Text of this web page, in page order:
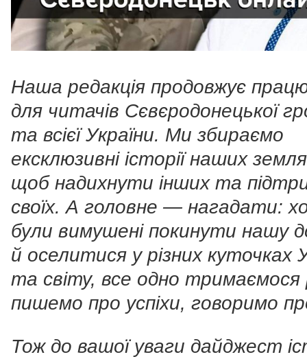
Наша редакція продовжує
для читачів Сєвєродонецької
та всієї України. Ми збираємо
ексклюзивні історії наших
щоб надихнути інших та
своїх. А головне — нагадати:
були вимушені покинути нашу
й оселитися у різних куточках
та світу, все одно тримаємося
пишемо про успіхи, говоримо
Тож до вашої уваги дайджест